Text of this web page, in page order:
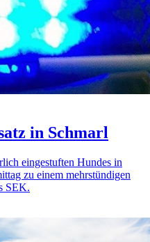
in Schmarl
eingestuften Hundes in
zu einem mehrstündigen
SEK.